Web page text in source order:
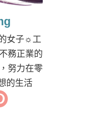
女子☼工
務正業的
努力在零
的生活